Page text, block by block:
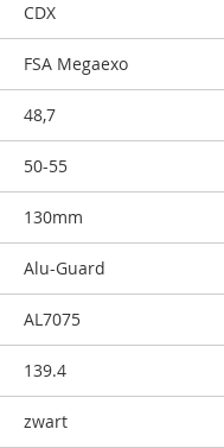
CDX
FSA Megaexo
48,7
50-55
130mm
Alu-Guard
AL7075
139.4
zwart